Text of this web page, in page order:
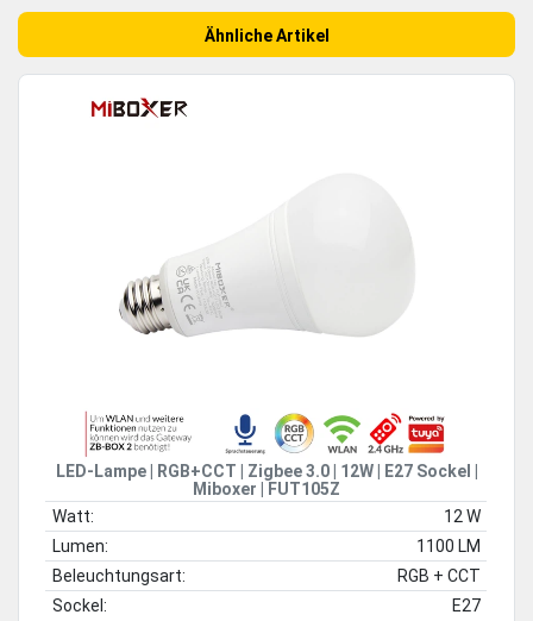
Ähnliche Artikel
LED-Lampe | RGB+CCT | Zigbee 3.0 | 12W | E27 Sockel |
Miboxer | FUT105Z
Watt:
12 W
Lumen:
1100 LM
Beleuchtungsart:
RGB + CCT
Sockel:
E27